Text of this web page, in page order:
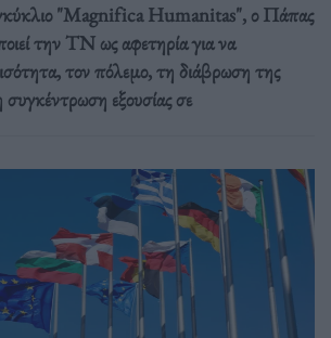
"Magnifica Humanitas", ο Πάπας
την ΤΝ ως αφετηρία για να
τον πόλεμο, τη διάβρωση της
συγκέντρωση εξουσίας σε